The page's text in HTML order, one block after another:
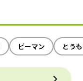
ピーマン とう